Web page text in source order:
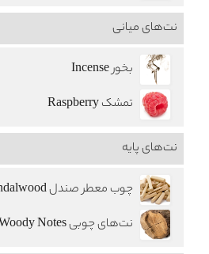
نت‌های میانی
بخور Incense
تمشک Raspberry
نت‌های پایه
چوب معطر صندل Sandalwood
نت‌های چوبی Woody Notes